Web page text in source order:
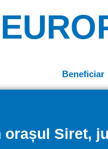
Beneficiar
Siret,